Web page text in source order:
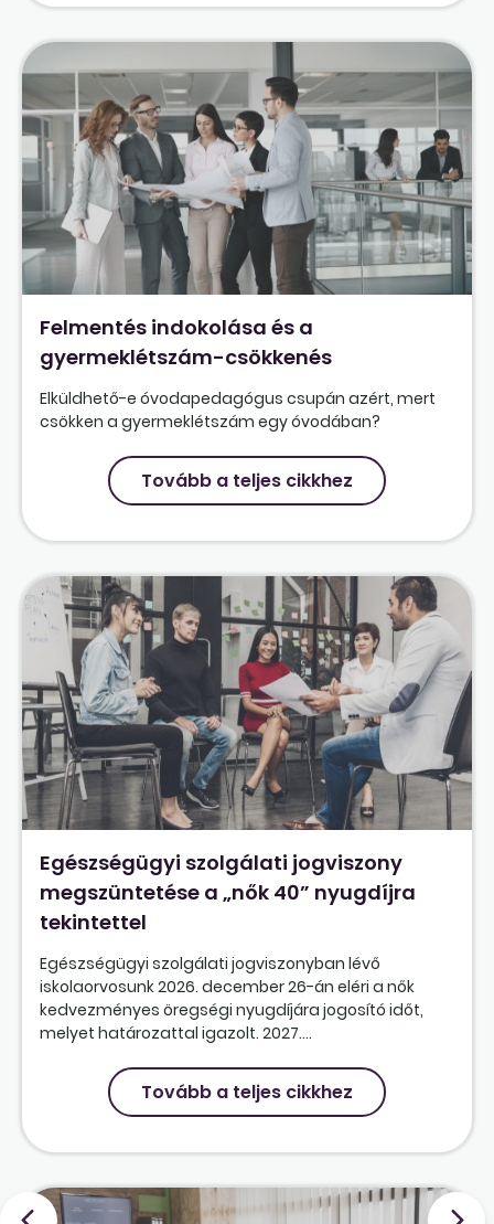
Felmentés indokolása és a
gyermeklétszám-csökkenés
Elküldhető-e óvodapedagógus csupán azért, mert
csökken a gyermeklétszám egy óvodában?
Tovább a teljes cikkhez
Egészségügyi szolgálati jogviszony
megszüntetése a „nők 40” nyugdíjra
tekintettel
Egészségügyi szolgálati jogviszonyban lévő
iskolaorvosunk 2026. december 26-án eléri a nők
kedvezményes öregségi nyugdíjára jogosító időt,
melyet határozattal igazolt. 2027....
Tovább a teljes cikkhez